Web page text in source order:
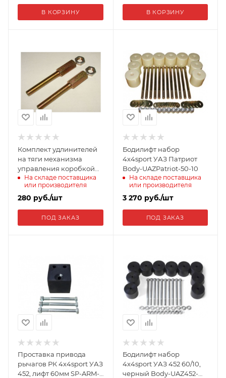
В КОРЗИНУ В КОРЗИНУ
Комплект удлинителей
на тяги механизма
управления коробкой
передач 4x4sport УАЗ
Буханка UDLIN-T-452 40-
70
На складе поставщика
или производителя
280 руб./шт
ПОД ЗАКАЗ
Бодилифт набор
4x4sport УАЗ Патриот
Body-UAZPatriot-50-10
На складе поставщика
или производителя
3 270 руб./шт
ПОД ЗАКАЗ
Проставка привода
рычагов РК 4x4sport УАЗ
452, лифт 60мм SP-ARM-
Бодилифт набор
4x4sport УАЗ 452 60/10,
черный Body-UAZ452-